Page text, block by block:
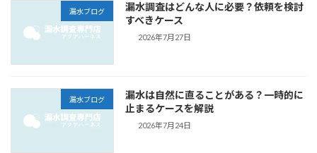
漏水ブログ
漏水調査はどんな人に必要？依頼を検討
すべきケース
2026年7月27日
漏水ブログ
漏水は自然に直ることがある？一時的に
止まるケースを解説
2026年7月24日